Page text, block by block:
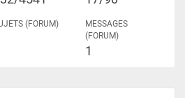
(FORUM)
MESSAGES
(FORUM)
1